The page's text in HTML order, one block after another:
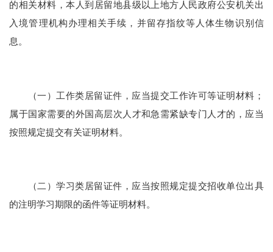
的相关材料，本人到居留地县级以上地方人民政府公安机关出
入境管理机构办理相关手续，并留存指纹等人体生物识别信
息。
（一）工作类居留证件，应当提交工作许可等证明材料；
属于国家需要的外国高层次人才和急需紧缺专门人才的，应当
按照规定提交有关证明材料。
（二）学习类居留证件，应当按照规定提交招收单位出具
的注明学习期限的函件等证明材料。